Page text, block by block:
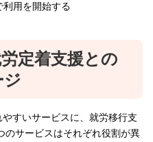
利用を開始する
定着支援との
ジ
すいサービスに、就労移行支
のサービスはそれぞれ役割が異